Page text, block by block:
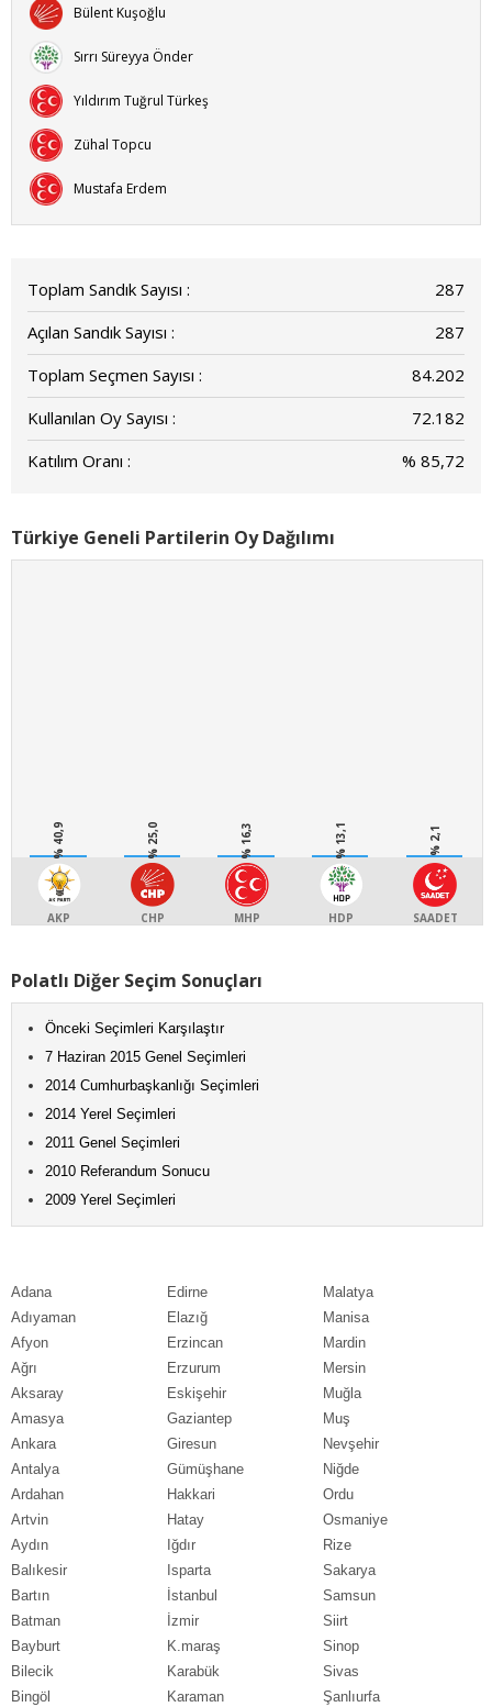
Adana
Adıyaman
Afyon
Ağrı
Aksaray
Amasya
Ankara
Antalya
Ardahan
Artvin
Aydın
Balıkesir
Bartın
Batman
Bayburt
Bilecik
Bingöl
Edirne
Elazığ
Erzincan
Erzurum
Eskişehir
Gaziantep
Giresun
Gümüşhane
Hakkari
Hatay
Iğdır
Isparta
İstanbul
İzmir
K.maraş
Karabük
Karaman
Malatya
Manisa
Mardin
Mersin
Muğla
Muş
Nevşehir
Niğde
Ordu
Osmaniye
Rize
Sakarya
Samsun
Siirt
Sinop
Sivas
Şanlıurfa
Bülent Kuşoğlu
Sırrı Süreyya Önder
Yıldırım Tuğrul Türkeş
Zühal Topcu
Mustafa Erdem
Toplam Sandık Sayısı :
287
Açılan Sandık Sayısı :
287
Toplam Seçmen Sayısı :
84.202
Kullanılan Oy Sayısı :
72.182
Katılım Oranı :
% 85,72
Türkiye Geneli Partilerin Oy Dağılımı
% 40,9
AKP
% 25,0
CHP
% 16,3
MHP
% 13,1
HDP
% 2,1
SAADET
Polatlı Diğer Seçim Sonuçları
Önceki Seçimleri Karşılaştır
7 Haziran 2015 Genel Seçimleri
2014 Cumhurbaşkanlığı Seçimleri
2014 Yerel Seçimleri
2011 Genel Seçimleri
2010 Referandum Sonucu
2009 Yerel Seçimleri